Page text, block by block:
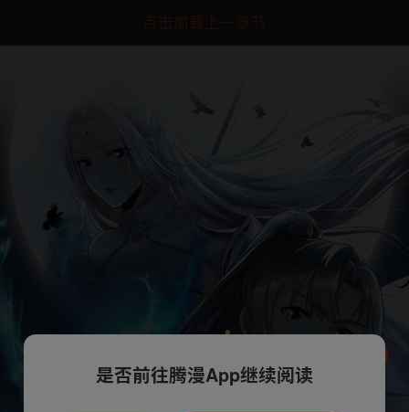
点击加载上一章节
是否前往腾漫App继续阅读